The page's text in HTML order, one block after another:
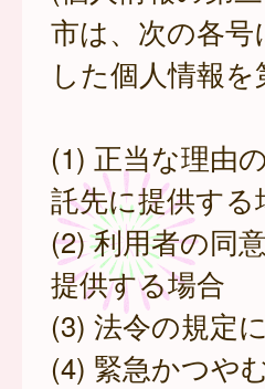
市は、次の各
した個人情報
(1) 正当な理由
託先に提供する
(2) 利用者の同
提供する場合
(3) 法令の規定
(4) 緊急かつや